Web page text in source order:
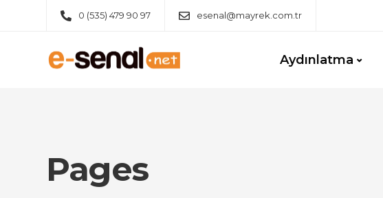
0 (535) 479 90 97 esenal@mayrek.com.tr
Aydınlatma
Pages